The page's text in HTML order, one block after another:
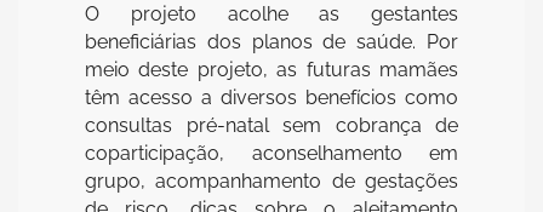
O projeto acolhe as gestantes
beneficiárias dos planos de saúde. Por
meio deste projeto, as futuras mamães
têm acesso a diversos benefícios como
consultas pré-natal sem cobrança de
coparticipação, aconselhamento em
grupo, acompanhamento de gestações